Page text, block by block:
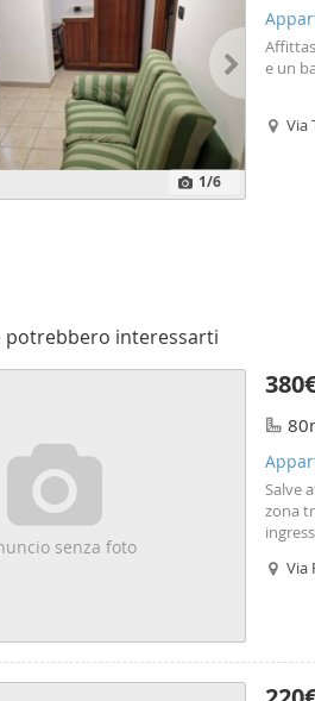
1/6
e un
Via
potrebbero interessarti
senza foto
Salve
zona
Via